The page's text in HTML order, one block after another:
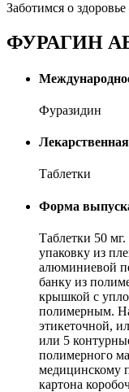
Заботимся о
ФУРАГИН
Фуразидин
Таблетки
Форма
Таблетки 50
упаковку из
алюминиевой
банку из
крышкой с
полимерным.
этикеточной,
или 5
полимерного
медицинскому
картона